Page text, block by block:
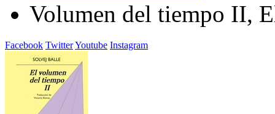
Volumen del tiempo II,
Facebook TwitterYoutube Instagram